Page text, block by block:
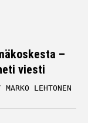
–
viesti
MARKO LEHTONEN